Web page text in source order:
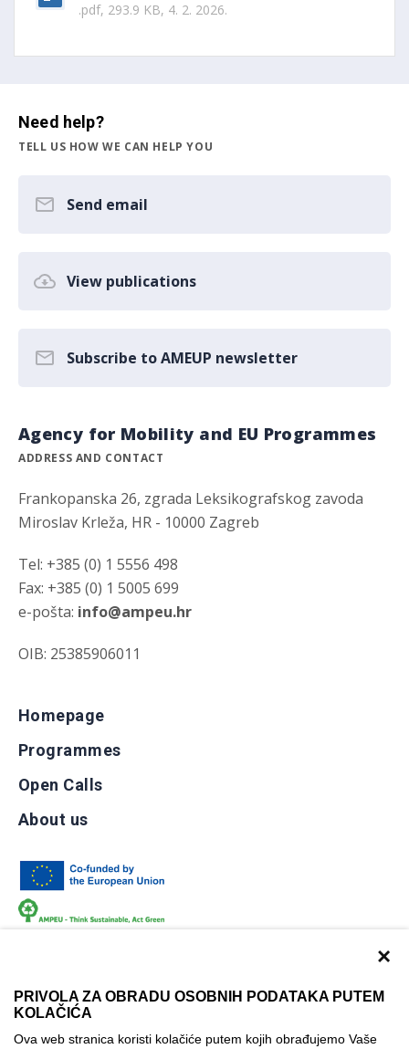
×
PRIVOLA ZA OBRADU OSOBNIH PODATAKA PUTEM
KOLAČIĆA
Ova web stranica koristi kolačiće putem kojih obrađujemo Vaše
.pdf, 293.9 KB, 4. 2. 2026.
Need help?
TELL US HOW WE CAN HELP YOU
Send email
View publications
Subscribe to AMEUP newsletter
Agency for Mobility and EU Programmes
ADDRESS AND CONTACT
Frankopanska 26, zgrada Leksikografskog zavoda
Miroslav Krleža, HR - 10000 Zagreb
Tel: +385 (0) 1 5556 498
Fax: +385 (0) 1 5005 699
e-pošta: info@ampeu.hr
OIB: 25385906011
Homepage
Programmes
Open Calls
About us
Terms of use Contact Accessibility info